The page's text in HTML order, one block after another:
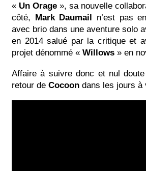
« Un Orage », sa nouvelle
côté, Mark Daumail n’est pas
avec brio dans une aventure solo
en 2014 salué par la critique et
projet dénommé « Willows » en
Affaire à suivre donc et nul
retour de Cocoon dans les jours à